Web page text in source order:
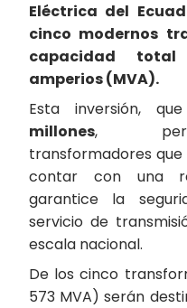
Eléctrica del
cinco modernos
capacidad
amperios (MVA).
Esta inversión,
millones,
transformadores
contar con una
garantice la
servicio de
escala nacional.
De los cinco
573 MVA) serán